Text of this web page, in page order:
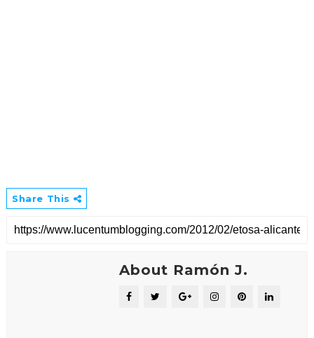
Share This
About Ramón J.